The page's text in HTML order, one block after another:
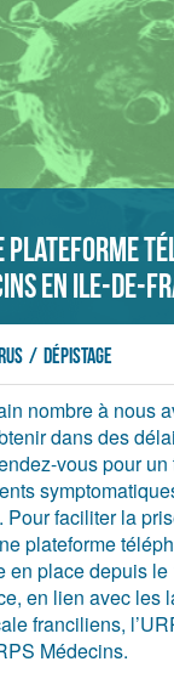
plateforme
en Ile-de-
/ dépistage
nombre à nous
dans des
vous pour un
Pour faciliter la
plateforme
en place depuis le
en lien avec les
franciliens,
Médecins.